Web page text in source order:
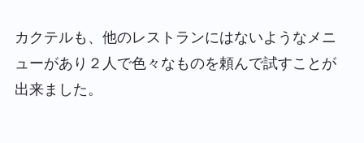
カクテルも、他のレストランにはないようなメニ
ューがあり２人で色々なものを頼んで試すことが
出来ました。